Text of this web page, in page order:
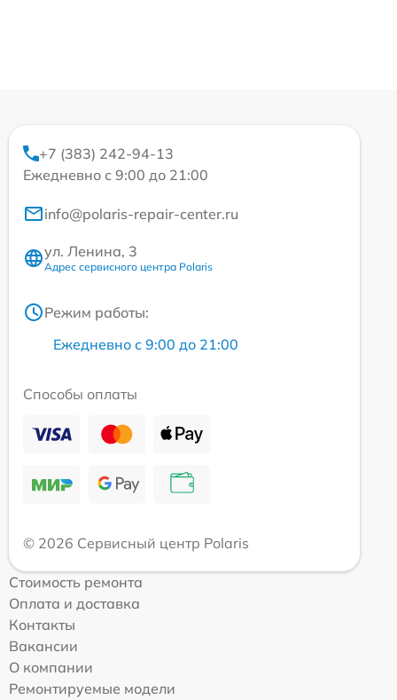
+7 (383) 242-94-13
Ежедневно с 9:00 до 21:00
info@polaris-repair-center.ru
ул. Ленина, 3
Адрес сервисного центра Polaris
Режим работы:
Ежедневно с 9:00 до 21:00
Способы оплаты
© 2026 Сервисный центр Polaris
Стоимость ремонта
Оплата и доставка
Контакты
Вакансии
О компании
Ремонтируемые модели